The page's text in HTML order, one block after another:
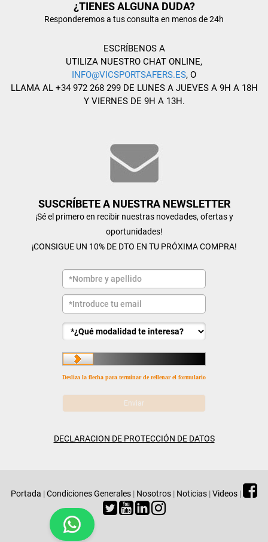
¿TIENES ALGUNA DUDA?
Responderemos a tus consulta en menos de 24h
ESCRÍBENOS A
UTILIZA NUESTRO CHAT ONLINE,
INFO@VICSPORTSAFERS.ES, O
LLAMA AL +34 972 268 299 DE LUNES A JUEVES A 9H A 18H
Y VIERNES DE 9H A 13H.
SUSCRÍBETE A NUESTRA NEWSLETTER
¡Sé el primero en recibir nuestras novedades, ofertas y
oportunidades!
¡CONSIGUE UN 10% DE DTO EN TU PRÓXIMA COMPRA!
Desliza la flecha para terminar de rellenar el formulario
DECLARACION DE PROTECCIÓN DE DATOS
Portada |Condiciones Generales | Nosotros | Noticias |Videos |